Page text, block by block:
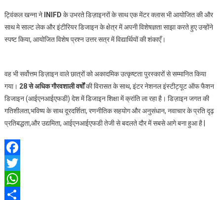
ट्विंकल खन्ना ने INIFD के उभरते डिज़ाइनरों के साथ एक मेंटर क्लास भी आयोजित की और
साथ मे साल्ट लेक और इंटीरियर डिजाइन के क्षेत्र में अपनी विशेषज्ञता साझा करते हुए उन्होंने
स्पष्ट किया, आयोजित विशेष प्रश्न उत्तर सत्र में विद्यार्थियों की शंकाएँ।
वह भी सर्वोत्तम डिज़ाइन वाले छात्रों को अकादमिक उत्कृष्टता पुरस्कारों से सम्मानित किया
गया। 28 से अधिक गौरवशाली वर्षोंकी विरासत के साथ, इंटर नेशनल इंस्टीट्यूट ऑफ फैशन
डिजाइन (आईएनआईएफडी) देश में डिजाइन शिक्षा में क्रांति ला रहा है। डिज़ाइन जगत की
गतिशीलता,भविष्य के साथ दूरदर्शिता, रणनीतिक सहयोग और अनुसंधान, नवाचार के प्रति दृढ़
प्रतिबद्धता,और उद्यमिता, आईएनआईएफडी तेजी से बदलते दौर में सबसे आगे बना हुआ है |
Facebook
Twitter
WhatsApp